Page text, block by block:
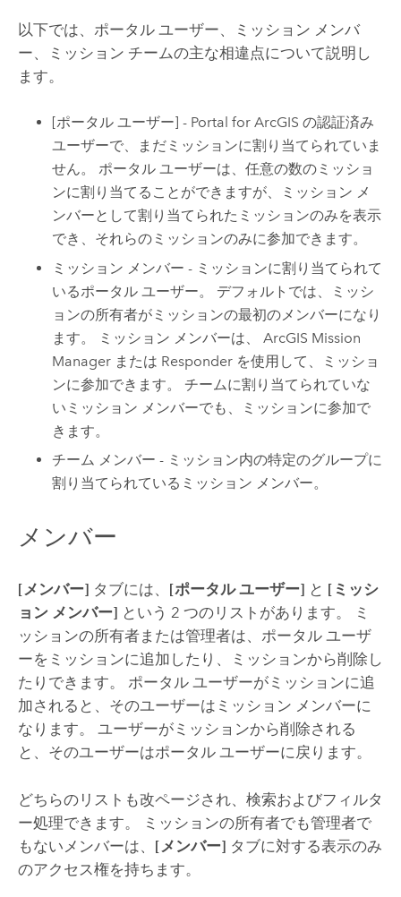
以下では、ポータル ユーザー、ミッション メンバ
ー、ミッション チームの主な相違点について説明し
ます。
[ポータル ユーザー] - Portal for ArcGIS の認証済み
ユーザーで、まだミッションに割り当てられていま
せん。 ポータル ユーザーは、任意の数のミッショ
ンに割り当てることができますが、ミッション メ
ンバーとして割り当てられたミッションのみを表示
でき、それらのミッションのみに参加できます。
ミッション メンバー - ミッションに割り当てられて
いるポータル ユーザー。 デフォルトでは、ミッシ
ョンの所有者がミッションの最初のメンバーになり
ます。 ミッション メンバーは、
ArcGIS Mission
Manager または Responder を使用して、ミッショ
ンに参加できます。 チームに割り当てられていな
いミッション メンバーでも、ミッションに参加で
きます。
チーム メンバー - ミッション内の特定のグループに
割り当てられているミッション メンバー。
メンバー
[メンバー] タブには、 [ポータル ユーザー] と [ミッシ
ョン メンバー] という 2 つのリストがあります。 ミ
ッションの所有者または管理者は、ポータル ユーザ
ーをミッションに追加したり、ミッションから削除し
たりできます。 ポータル ユーザーがミッションに追
加されると、そのユーザーはミッション メンバーに
なります。 ユーザーがミッションから削除される
と、そのユーザーはポータル ユーザーに戻ります。
どちらのリストも改ページされ、検索およびフィルタ
ー処理できます。 ミッションの所有者でも管理者で
もないメンバーは、 [メンバー] タブに対する表示のみ
のアクセス権を持ちます。